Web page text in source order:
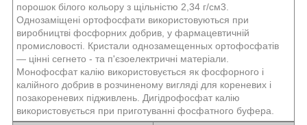
порошок білого кольору з щільністю 2,34 г/см3.
Однозаміщені ортофосфати використовуються при
виробництві фосфорних добрив, у фармацевтичній
промисловості. Кристали однозамещенных ортофосфатів
— цінні сегнето - та п'єзоелектричні матеріали.
Монофосфат калію використовується як фосфорного і
калійного добрив в розчиненому вигляді для кореневих і
позакореневих підживлень. Дигідрофосфат калію
використовується при приготуванні фосфатного буфера.